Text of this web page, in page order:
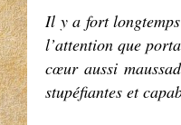
Il y a fort
l’attention que
cœur aussi
stupéfiantes et